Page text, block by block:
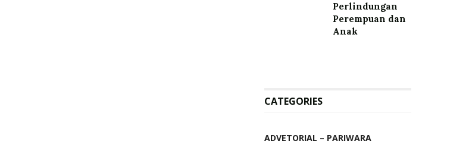
Perlindungan
Perempuan dan
Anak
CATEGORIES
ADVETORIAL – PARIWARA